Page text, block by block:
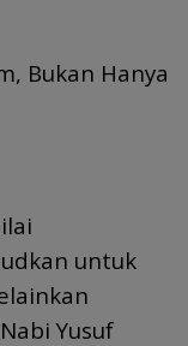
Bukan Hanya
untuk
Yusuf